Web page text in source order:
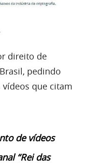
direito de
pedindo
vídeos que citam
de vídeos
“Rei das